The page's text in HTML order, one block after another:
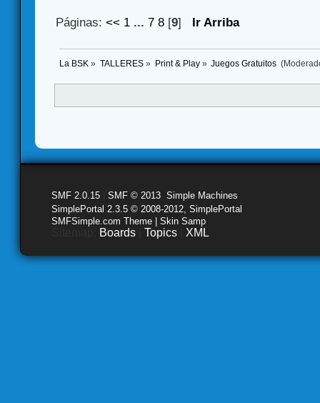
Páginas:<< 1 ...7 8 [9] Ir Arriba
La BSK » TALLERES» Print & Play» Juegos Gratuitos
SMF 2.0.15 SMF © 2013 Simple Machines
SimplePortal 2.3.5 © 2008-2012, SimplePortal
SMFSimple.com Theme | Skin Samp
Boards Topics XML